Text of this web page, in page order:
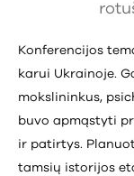
Konferencijos
karui Ukrainoje.
mokslininkus,
buvo apmąstyti
ir patirtys.
tamsių istorijos